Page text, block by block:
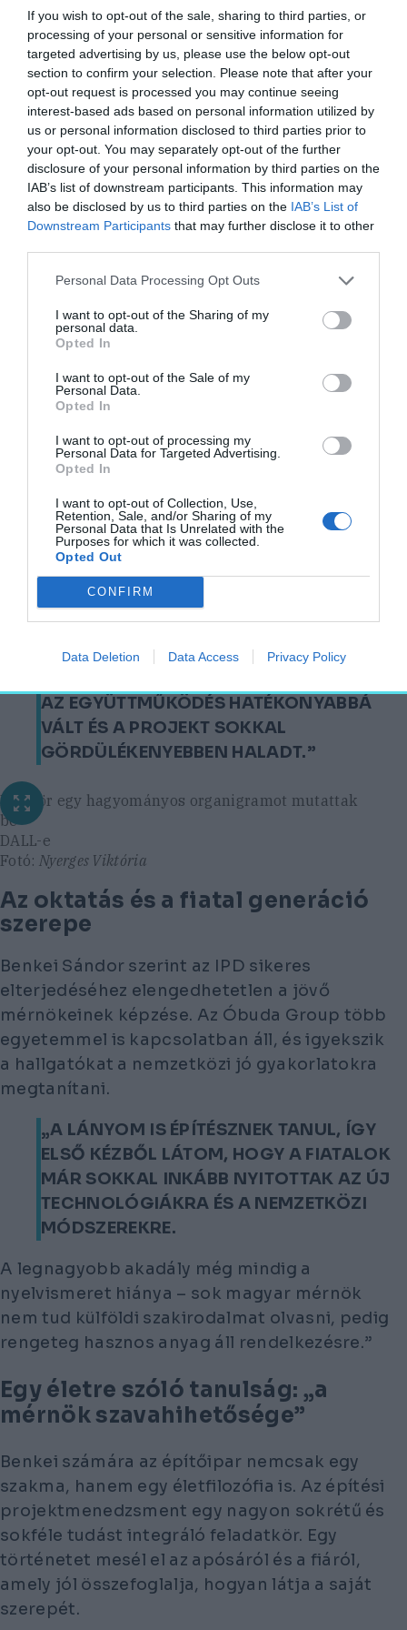
If you wish to opt-out of the sale, sharing to third parties, or
processing of your personal or sensitive information for
targeted advertising by us, please use the below opt-out
section to confirm your selection. Please note that after your
opt-out request is processed you may continue seeing
interest-based ads based on personal information utilized by
us or personal information disclosed to third parties prior to
your opt-out. You may separately opt-out of the further
disclosure of your personal information by third parties on the
IAB’s list of downstream participants. This information may
also be disclosed by us to third parties on the IAB’s List of
Downstream Participants that may further disclose it to other
Personal Data Processing Opt Outs
I want to opt-out of the Sharing of my
personal data.
Opted In
I want to opt-out of the Sale of my
Personal Data.
Opted In
I want to opt-out of processing my
Personal Data for Targeted Advertising.
Opted In
I want to opt-out of Collection, Use,
Retention, Sale, and/or Sharing of my
Personal Data that Is Unrelated with the
Purposes for which it was collected.
Opted Out
CONFIRM
Data Deletion Data Access Privacy Policy
„Nálunk az Óbuda Groupnál már egy éve
működik egy munkacsoport, amely a
mesterséges intelligencia építőipari
alkalmazását vizsgálja. A célunk, hogy olyan
eszközöket találjunk, amelyek csökkentik az
emberi hibákat, gyorsítják a döntéshozatalt,
és átláthatóbbá teszik a projekteket.”
A kínai beruházók és az innovatív
szemlélet
Egyik legérdekesebb tapasztalatát Benkei
beruházás során szerezte, ahol első
lépésként a projektstruktúrát kellett
átalakítaniuk. A kínai építőipar erősen
hierarchikus rendszerben működik, de a
mértékben számít.
beruházóknál bevált és alkalmazott
organigramot mutattunk be a kínai
vezetőknek, de végül közösen úgy alakítottuk
át a rendszert, hogy beruházó és a mi PM
csapatunkból az egyenlő szinten lévő
hatalmas áttörést hozott:
AZ EGYÜTTMŰKÖDÉS HATÉKONYABBÁ
VÁLT ÉS A PROJEKT SOKKAL
GÖRDÜLÉKENYEBBEN HALADT.”
Először egy hagyományos organigramot mutattak
be
DALL-e
Fotó: Nyerges Viktória
Az oktatás és a fiatal generáció
szerepe
Benkei Sándor szerint az IPD sikeres
elterjedéséhez elengedhetetlen a jövő
mérnökeinek képzése. Az Óbuda Group több
egyetemmel is kapcsolatban áll, és igyekszik
a hallgatókat a nemzetközi jó gyakorlatokra
megtanítani.
„A LÁNYOM IS ÉPÍTÉSZNEK TANUL, ÍGY
ELSŐ KÉZBŐL LÁTOM, HOGY A FIATALOK
MÁR SOKKAL INKÁBB NYITOTTAK AZ ÚJ
TECHNOLÓGIÁKRA ÉS A NEMZETKÖZI
MÓDSZEREKRE.
A legnagyobb akadály még mindig a
nyelvismeret hiánya – sok magyar mérnök
nem tud külföldi szakirodalmat olvasni, pedig
rengeteg hasznos anyag áll rendelkezésre.”
Egy életre szóló tanulság: „a
mérnök szavahihetősége”
Benkei számára az építőipar nemcsak egy
szakma, hanem egy életfilozófia is. Az építési
projektmenedzsment egy nagyon sokrétű és
sokféle tudást integráló feladatkör. Egy
történetet mesél el az apósáról és a fiáról,
amely jól összefoglalja, hogyan látja a saját
szerepét.